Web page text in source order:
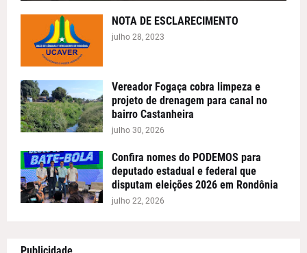
NOTA DE ESCLARECIMENTO
julho 28, 2023
Vereador Fogaça cobra limpeza e
projeto de drenagem para canal no
bairro Castanheira
julho 30, 2026
Confira nomes do PODEMOS para
deputado estadual e federal que
disputam eleições 2026 em Rondônia
julho 22, 2026